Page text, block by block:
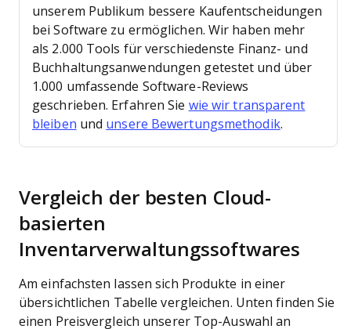
unserem Publikum bessere Kaufentscheidungen
bei Software zu ermöglichen. Wir haben mehr
als 2.000 Tools für verschiedenste Finanz- und
Buchhaltungsanwendungen getestet und über
1.000 umfassende Software-Reviews
geschrieben. Erfahren Sie wie wir transparent
bleiben und unsere Bewertungsmethodik.
Vergleich der besten Cloud-
basierten
Inventarverwaltungssoftwares
Am einfachsten lassen sich Produkte in einer
übersichtlichen Tabelle vergleichen. Unten finden Sie
einen Preisvergleich unserer Top-Auswahl an